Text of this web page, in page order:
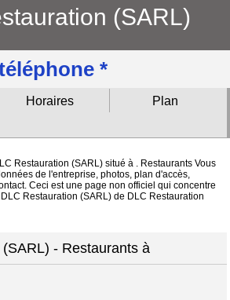
(SARL)
*
Horaires
Plan
Restauration (SARL) situé à . Restaurants Vous
de l'entreprise, photos, plan d'accès,
Ceci est une page non officiel qui concentre
Restauration (SARL) de DLC Restauration
- Restaurants à